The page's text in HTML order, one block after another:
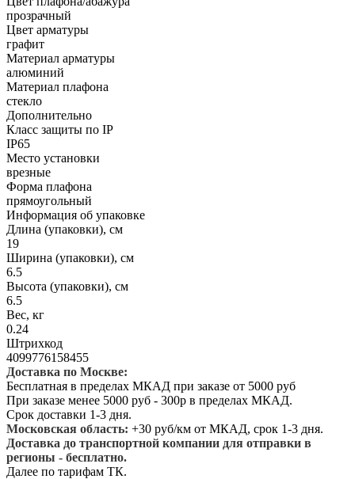
прозрачный
Цвет арматуры
графит
Материал арматуры
алюминий
Материал плафона
стекло
Дополнительно
Класс защиты по IP
IP65
Место установки
врезные
Форма плафона
прямоугольный
Информация об упаковке
Длина (упаковки), см
19
Ширина (упаковки), см
6.5
Высота (упаковки), см
6.5
Вес, кг
0.24
Штрихкод
4099776158455
Доставка по Москве:
Бесплатная в пределах МКАД при заказе от 5000 руб
При заказе менее 5000 руб - 300р в пределах МКАД.
Срок доставки 1-3 дня.
Московская область: +30 руб/км от МКАД, срок 1-3 дня.
Доставка до транспортной компании для отправки в
регионы - бесплатно.
Далее по тарифам ТК.